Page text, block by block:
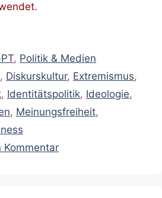
, Politik & Medien
, Diskurskultur, Extremismus,
, Identitätspolitik, Ideologie,
, Meinungsfreiheit,
Kommentar